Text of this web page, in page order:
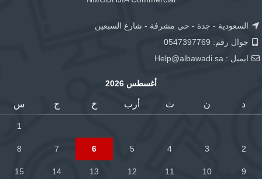
السعودية - جدة - حي مشرفة - شارع السبعين
جوال رقم: 0547397769
ايميل : Help@albawadi.sa
أغسطس 2026
د ن ث أرب خ ج س
1
2
3
4
5
6
7
8
9
10
11
12
13
14
15